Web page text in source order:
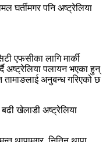
घर्तीमगर पनि अष्ट्रेलिया
एफसीका लागि मार्की
अष्ट्रेलिया पलायन भएका हुन्
तामाङलाई अनुबन्ध गरिएको छ
खेलाडी अष्ट्रेलिया